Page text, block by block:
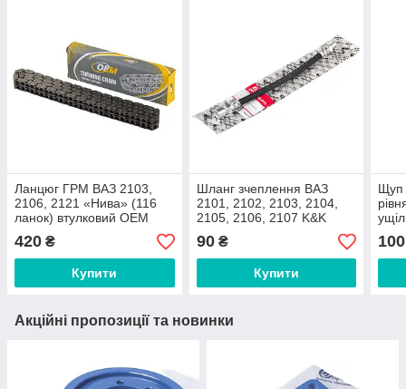
Ланцюг ГРМ ВАЗ 2103,
2106, 2121 «Нива» (116
ланок) втулковий OEM
420 ₴
Купити
Шланг зчеплення ВАЗ
2101, 2102, 2103, 2104,
2105, 2106, 2107 K&K
Premium
90₴
Купити
Щуп
100
Акційні пропозиції та новинки